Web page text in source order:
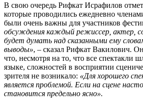
В свою очередь Рифкат Исрафилов
которые проводились ежедневно
были очень важны для участников
обсуждения каждый режиссер, актер,
будет думать над сказанными ему
выводы», – сказал Рифкат Вакилович.
что, несмотря на то, что все спектакли
языке, сложностей в восприятии
зрителя не возникало: «Для хорошего
является проблемой. Если на сцене
становится предельно ясно».